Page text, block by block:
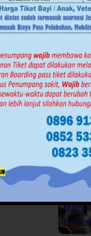
Kuota
SDK Minta
Percepat
Agustus 5,